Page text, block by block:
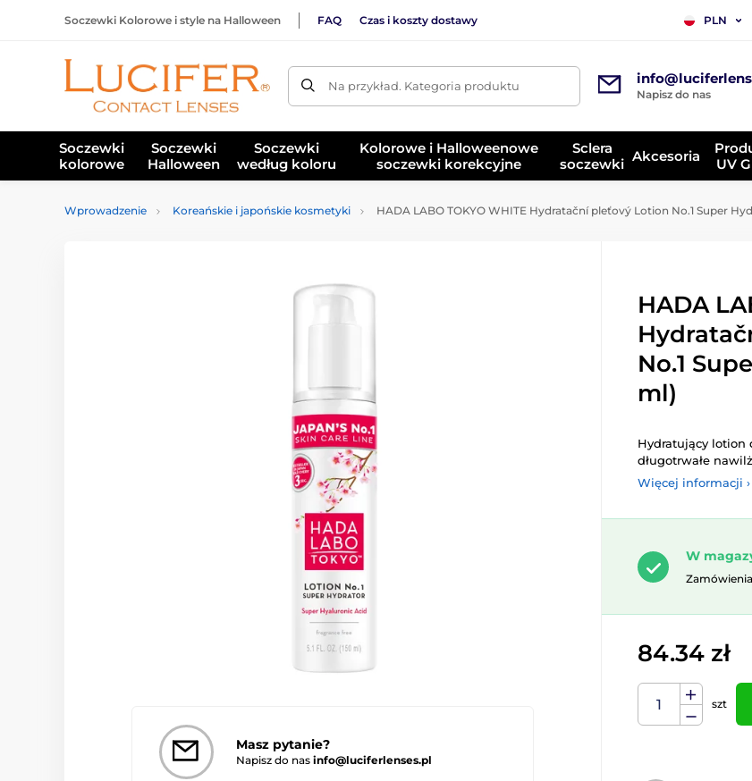
Soczewki Kolorowe i style na Halloween FAQ Czas i koszty dostawy PLN
Na przykład. Kategoria produktu
Napisz do nas
Soczewki
kolorowe
Soczewki
Halloween
Soczewki
według koloru
Kolorowe i Halloweenowe
soczewki korekcyjne
Sclera
soczewki Akcesoria
UV
Wprowadzenie Koreańskie i japońskie kosmetyki HADA LABO TOKYO WHITE Hydratační pleťový Lotion No.1 Super
Masz pytanie?
Napisz do nas info@luciferlenses.pl
HADA
No.1
ml)
Hydratujący lotion
długotrwałe
Więcej informacji ›
W
84.34 zł
szt